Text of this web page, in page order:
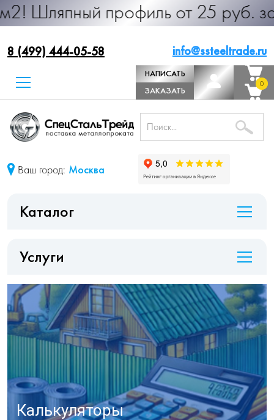
профиль от 25 руб. за м.п.
8 (499) 444-05-58 info@ssteeltrade.ru
НАПИСАТЬ
ДИРЕКТОРУ
ЗАКАЗАТЬ
ЗВОНОК
0
0
Ваш город: Москва
Каталог
Услуги
Калькуляторы